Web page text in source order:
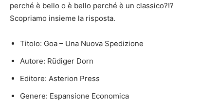
perché è bello o è bello perché è un classico?!?
Scopriamo insieme la risposta.
Titolo: Goa – Una Nuova Spedizione
Autore: Rüdiger Dorn
Editore: Asterion Press
Genere: Espansione Economica